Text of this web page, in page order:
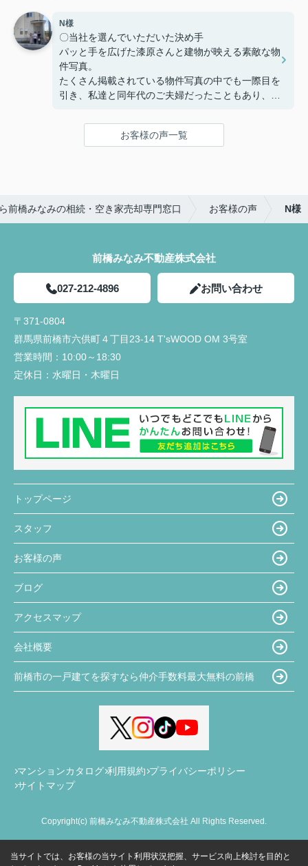
でき、納得してから家を購入できるように客の気持
ちに寄り添う姿勢から信頼できると思い、ここで購
入を決めました。
〇感じたこと、良かった点、もっとこうして欲しか
ったことなど
などを気楽に聞くことや報告ができました。
疑問点に対する返信が遅いことがなく、緊急性のあ
とめたものを何度も更新し作っていただきました。
購入までの流れが想像でき、さまざまな複雑な手続
住宅販売店が関わる疑問点に対しても、みなみ不動
産さんから連絡や確認していただきました。さらに
私達にわかりやすく説明していただき、手間のかか
ることを進んでしていただきありがたかったです。
ていただき、私達では気がつかなった不備の点を見
つけていただき丁寧さと親身になって対応していた
だいていると感じました。
N様
〇当社を選んでいただいた決め手
パッと手を広げた漆原さんと建物が映える素敵な物
件写真。
たくさん掲載されている物件写真の中でも一際目を
引き、私達と同年代のご夫婦だったこともあり、こ
で見学予約したのが始まりでした。真夏の暑い中で
も毎回「自由にゆっくり見てください！」と長い時
〇感じたこと、良かった点、もっとこうして欲しか
ったことなど
大きな買い物になるので気になったことがあるとな
返信は早く、確認しないと分からないこともすぐに
ても良かったと思います。
夫婦共々とても信頼しております★
お客様の声一覧
前橋みなみの相続・空き家売却専門窓口 お客様の声 N様
前橋みなみ不動産株式会社
027-212-4896 お問い合わせ
〒371-0804
群馬県前橋市六供町４丁目23‐14 T'sWOOD OM 3号室
営業時間： 10:00～18:30
定休日： 水曜日・木曜日
トップページ
スタッフ
お客様の声
ブログ
アクセスマップ
会社概要
前橋市の一戸建てを探すなら仲介手数料最大無料の前橋
マンションカタログ 利用規約 プライバシーポリシー
サイトマップ
Copyright(c) 前橋みなみ不動産株式会社 All Rights Reserved.
当サイトでは、お客様の当サイト利用状況把握、サービス向上検討を目的と